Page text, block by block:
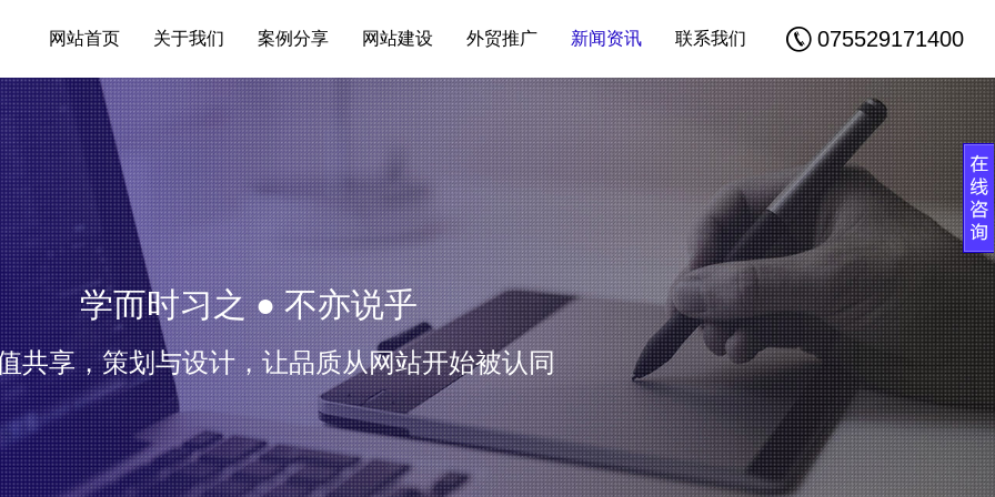
075529171400
网站首页 关于我们 案例分享 网站建设 外贸推广 新闻资讯 联系我们
学而时习之 ● 不亦说乎
共享，策划与设计，让品质从网站开始被认同